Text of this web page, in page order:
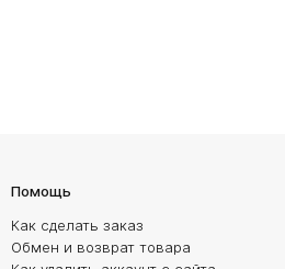
Помощь
Как сделать заказ
Обмен и возврат товара